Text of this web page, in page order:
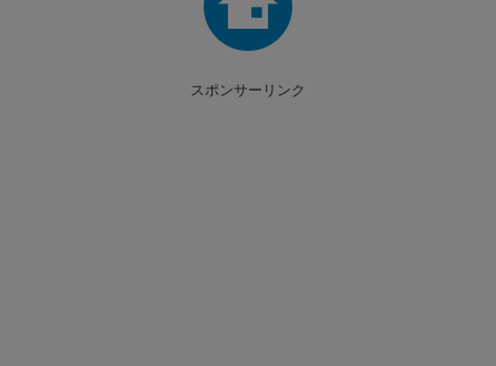
スポンサーリンク